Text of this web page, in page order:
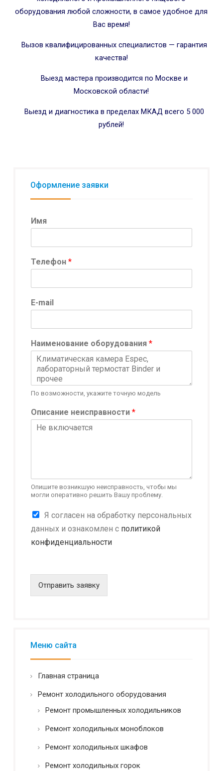
оборудования любой сложности, в самое удобное для
Вас время!
Вызов квалифицированных специалистов — гарантия
качества!
Выезд мастера производится по Москве и
Московской области!
Выезд и диагностика в пределах МКАД всего 5 000
рублей!
Оформление заявки
Имя
Телефон *
E-mail
Наименование оборудования *
По возможности, укажите точную модель
Описание неисправности *
Опишите возникшую неисправность, чтобы мы
могли оперативно решить Вашу проблему.
Н
а
и
м
н
-
m
i
К
н
ф
е
н
с
т
*
Я согласен на обработку персональных
данных и ознакомлен с политикой
конфиденциальности
Отправить заявку
Меню сайта
Главная страница
Ремонт холодильного оборудования
Ремонт промышленных холодильников
Ремонт холодильных моноблоков
Ремонт холодильных шкафов
Ремонт холодильных горок